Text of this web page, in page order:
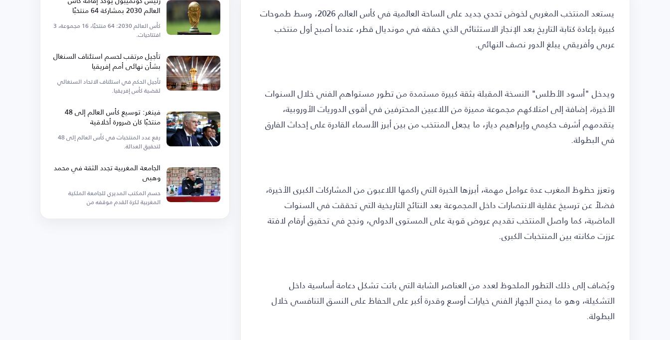
يستعد المنتخب المغربي لخوض تحدي جديد على الساحة العالمية في كأس العالم 2026، وسط طموحات
كبيرة بإعادة كتابة التاريخ بعد الإنجاز الاستثنائي الذي حققه في مونديال قطر، عندما أصبح أول منتخب
عربي وأفريقي يبلغ الدور نصف النهائي.
ويدخل "أسود الأطلس" النسخة المقبلة بثقة كبيرة مستمدة من تطور مستواهم الفني خلال السنوات
الأخيرة، إضافة إلى امتلاكهم مجموعة مميزة من اللاعبين المحترفين في أقوى الدوريات الأوروبية،
يتقدمهم أشرف حكيمي وإبراهيم دياز، ما يجعل المنتخب من بين أبرز الأسماء القادرة على إحداث الفارق
في البطولة.
وتعزز حظوظ المغرب عدة عوامل مهمة، أبرزها الخبرة التي راكمها اللاعبون من المشاركات الكبرى الأخيرة،
فضلاً عن ترسيخ عقلية الانتصارات داخل المجموعة بعد النتائج التاريخية التي تحققت في السنوات
الماضية، كما واصل المنتخب تقديم عروض قوية على المستوى الدولي، ونجح في تحقيق أرقام لافتة
عززت مكانته بين المنتخبات الكبرى.
ويُضاف إلى ذلك التطور الملحوظ لعدد من العناصر الشابة التي باتت تشكل دعامة أساسية داخل
التشكيلة، وهو ما يمنح الجهاز الفني خيارات أوسع وقدرة أكبر على الحفاظ على النسق التنافسي خلال
البطولة.
العالم 2030 بمشاركة 64 منتخبًا
كأس العالم 2030: 64 منتخبًا، 16 مجموعة، 3
افتتاحيات.
تأجيل مرتقب لحسم استئناف السنغال
بشأن نهائي أمم إفريقيا
تأجيل الحكم في استئناف الاتحاد السنغالي
لقضية كأس إفريقيا.
فينغر: توسيع كأس العالم إلى 48
منتخبًا كان ضرورة أخلاقية
رفع عدد المنتخبات في كأس العالم إلى 48
لتحقيق العدالة.
الجامعة المغربية تجدد الثقة في محمد
وهبي
حسم المكتب المديري للجامعة الملكية
المغربية لكرة القدم موقفه من